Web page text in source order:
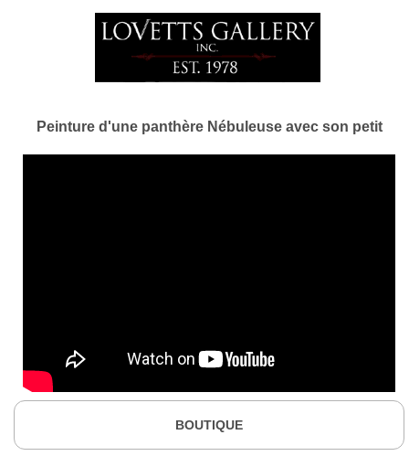
Peinture d'une panthère Nébuleuse avec son petit
BOUTIQUE